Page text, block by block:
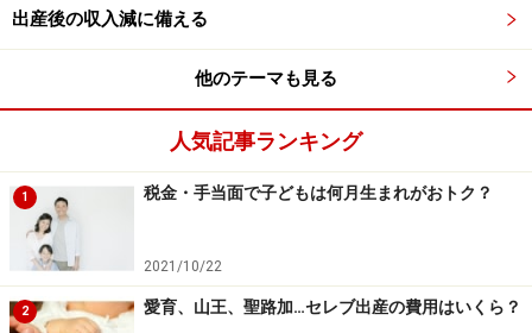
改正前は、「18歳到達後の最初の年度末までの子ども」
を子どもの人数にカウントし、高校を卒業すると、児童
手当の支給対象となる子どもの人数から外れることにな
っていました。
このため、図表2の例のように、大学生と高校生の子ど
もがいて、3番目の子どもが中学生の場合、改正前は、
中学生の子どもだけが支給対象で、その子は第2子とな
り、支給額は月1万円でした。
出産後の収入減に備える
他のテーマも見る
人気記事ランキング
1 税金・手当面で子どもは何月生まれがおトク？
2021/10/22
2 愛育、山王、聖路加…セレブ出産の費用はいくら？